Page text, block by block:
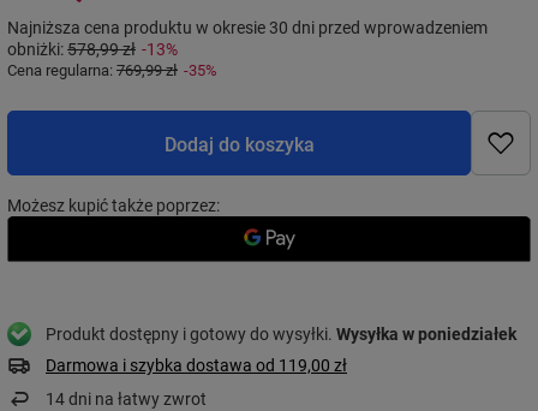
Najniższa cena produktu w okresie 30 dni przed wprowadzeniem
obniżki:578,99 zł -13%
Cena regularna: 769,99 zł -35%
Dodaj do koszyka
Możesz kupić także poprzez:
Produkt dostępny i gotowy do wysyłki Wysyłka w poniedziałek
Darmowa i szybka dostawa od 119,00 zł
14dni na łatwy zwrot